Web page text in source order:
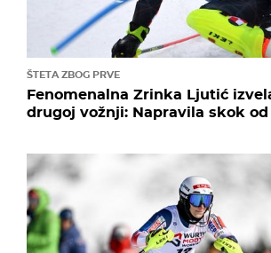
ŠTETA ZBOG PRVE
Fenomenalna Zrinka Ljutić
drugoj vožnji: Napravila skok od